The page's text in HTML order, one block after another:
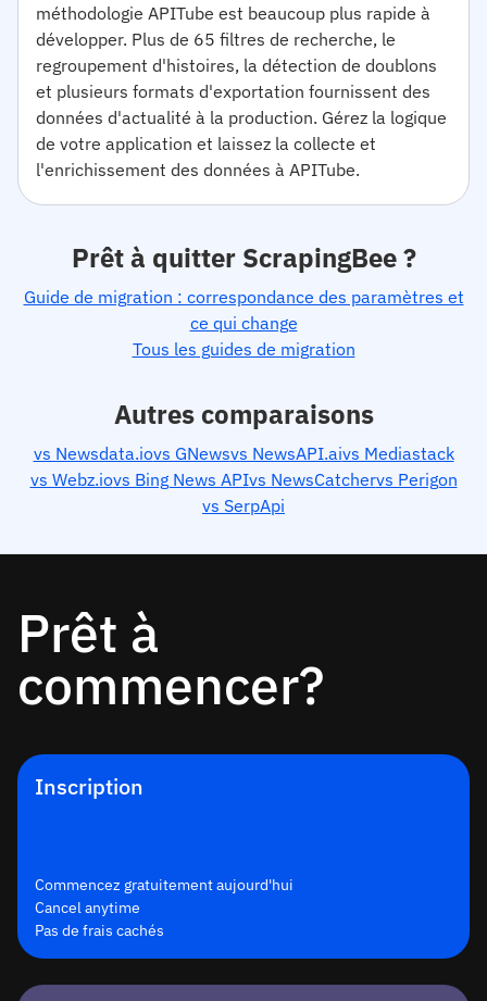
méthodologie APITube est beaucoup plus rapide à
développer. Plus de 65 filtres de recherche, le
regroupement d'histoires, la détection de doublons
et plusieurs formats d'exportation fournissent des
données d'actualité à la production. Gérez la logique
de votre application et laissez la collecte et
l'enrichissement des données à APITube.
Prêt à quitter ScrapingBee ?
Guide de migration : correspondance des paramètres et
ce qui change
Tous les guides de migration
Autres comparaisons
vs Newsdata.iovs GNewsvs NewsAPI.aivs Mediastack
vs Webz.iovs Bing News APIvs NewsCatchervs Perigon
vs SerpApi
Prêt à
commencer?
Inscription
Commencez gratuitement aujourd'hui
Cancel anytime
Pas de frais cachés